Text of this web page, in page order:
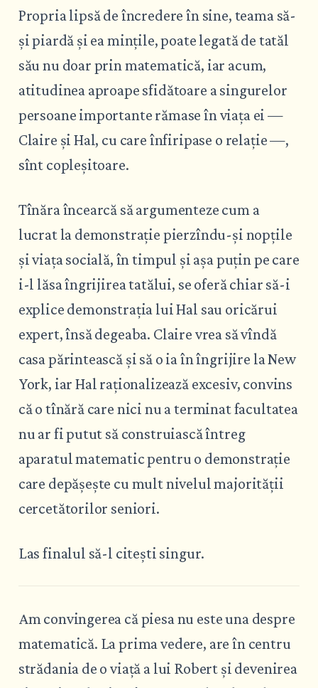
Propria lipsă de încredere în sine, teama să-
și piardă și ea mințile, poate legată de tatăl
său nu doar prin matematică, iar acum,
atitudinea aproape sfidătoare a singurelor
persoane importante rămase în viața ei —
Claire și Hal, cu care înfiripase o relație —,
sînt copleșitoare.
Tînăra încearcă să argumenteze cum a
lucrat la demonstrație pierzîndu-și nopțile
și viața socială, în timpul și așa puțin pe care
i-l lăsa îngrijirea tatălui, se oferă chiar să-i
explice demonstrația lui Hal sau oricărui
expert, însă degeaba. Claire vrea să vîndă
casa părintească și să o ia în îngrijire la New
York, iar Hal raționalizează excesiv, convins
că o tînără care nici nu a terminat facultatea
nu ar fi putut să construiască întreg
aparatul matematic pentru o demonstrație
care depășește cu mult nivelul majorității
cercetătorilor seniori.
Las finalul să-l citești singur.
Am convingerea că piesa nu este una despre
matematică. La prima vedere, are în centru
strădania de o viață a lui Robert și devenirea